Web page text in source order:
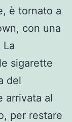
è tornato a
con una
La
sigarette
del
arrivata al
per restare